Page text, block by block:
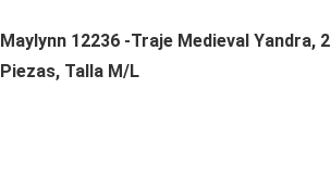
Maylynn 12236 -Traje Medieval Yandra, 2
Piezas, Talla M/L